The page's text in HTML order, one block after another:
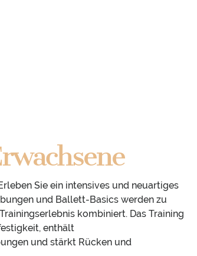
Sie ein intensives und neuartiges
und Ballett-Basics werden zu
kombiniert. Das Training
enthält
und stärkt Rücken und